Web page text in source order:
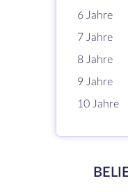
6 Jahre
7 Jahre
8 Jahre
9 Jahre
10 Jahre